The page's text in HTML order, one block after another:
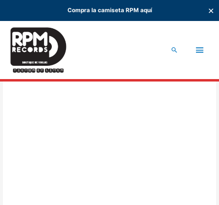
Compra la camiseta RPM aquí ✕
contenido
Buscar